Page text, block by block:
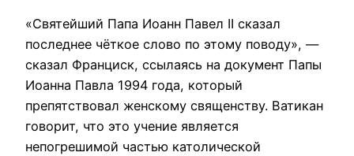
«Святейший Папа Иоанн Павел II сказал
последнее чёткое слово по этому поводу», —
сказал Франциск, ссылаясь на документ Папы
Иоанна Павла 1994 года, который
препятствовал женскому священству. Ватикан
говорит, что это учение является
непогрешимой частью католической